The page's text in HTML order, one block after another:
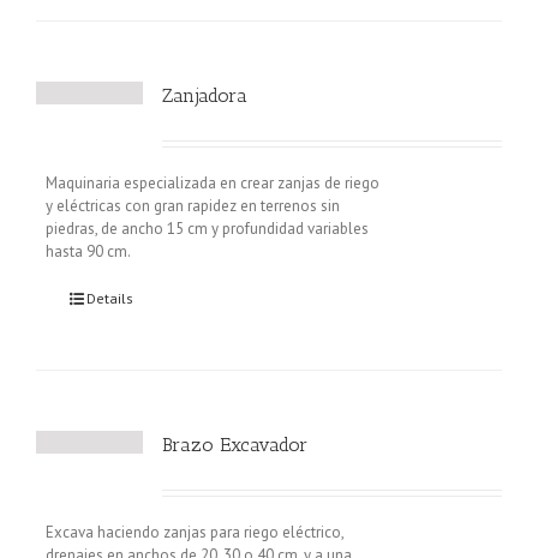
Zanjadora
Maquinaria especializada en crear zanjas de riego
y eléctricas con gran rapidez en terrenos sin
piedras, de ancho 15 cm y profundidad variables
hasta 90 cm.
Details
Brazo Excavador
Excava haciendo zanjas para riego eléctrico,